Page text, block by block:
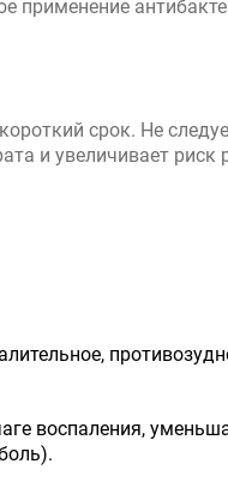
применение
срок. Не
и увеличивает
воспаления,